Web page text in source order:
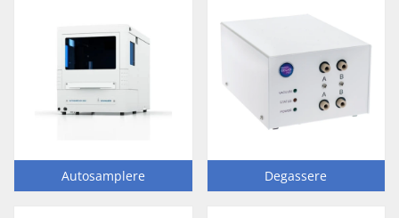
Autosamplere Degassere